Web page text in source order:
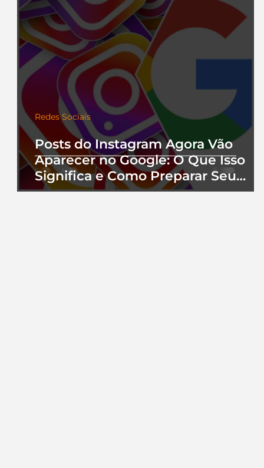
Posts do Instagram Agora Vão
Aparecer no Google: O Que Isso
Significa e Como Preparar Seu
Perfil
Redes Sociais